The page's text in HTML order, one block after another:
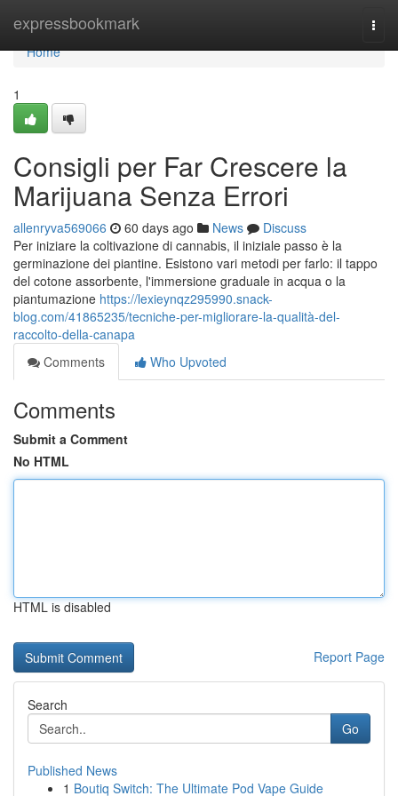
expressbookmark
Home
Home
1
Consigli per Far Crescere la
Marijuana Senza Errori
allenryva569066 60 days ago News
Discuss
Per iniziare la coltivazione di cannabis, il iniziale passo è la
germinazione dei piantine. Esistono vari metodi per farlo: il tappo
del cotone assorbente, l'immersione graduale in acqua o la
piantumazione https://lexieynqz295990.snack-
blog.com/41865235/tecniche-per-migliorare-la-qualità-del-
raccolto-della-canapa
Comments
Who Upvoted
Comments
Submit a Comment
No HTML
HTML is disabled
Report Page
Search
Go
Published News
1 Boutiq Switch: The Ultimate Pod Vape Guide